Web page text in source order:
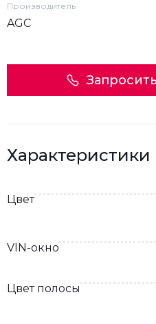
Производитель
AGC
Характеристики
Цвет
VIN-окно
Цвет полосы